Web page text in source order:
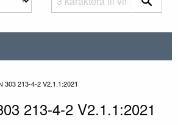
303 213-4-2 V2.1.1:2021
213-4-2 V2.1.1:2021